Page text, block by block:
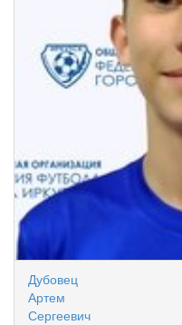
Дубовец
Артем
Сергеевич